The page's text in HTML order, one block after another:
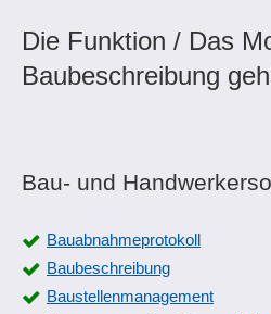
Die Funktion / Das
Baubeschreibung
Bau- und
Bauabnahmeprotokoll
Baubeschreibung
Baustellenmanagement